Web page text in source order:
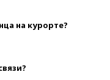
на курорте?